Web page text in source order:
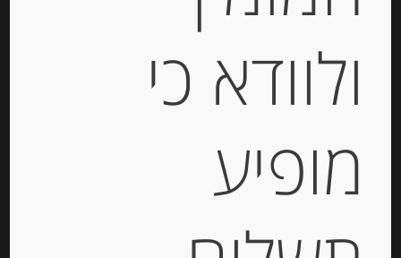
מחיר ל 100 גרם: 36.67 ש"ח
ולוודא כי
מופיע